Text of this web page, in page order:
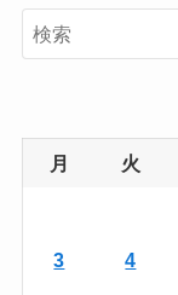
e
月 火
3 4